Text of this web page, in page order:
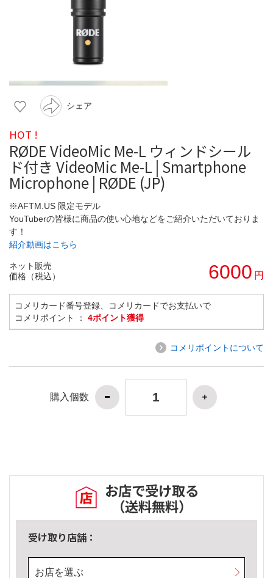
シェア
HOT !
RØDE VideoMic Me-L ウィンドシール
ド付き VideoMic Me-L | Smartphone
Microphone | RØDE (JP)
※AFTM.US 限定モデル
YouTuberの皆様に商品の使い心地などをご紹介いただいておりま
す！
紹介動画はこちら
ネット販売
価格（税込）
6000 円
コメリカード番号登録、コメリカードでお支払いで
コメリポイント ： 4ポイント獲得
コメリポイントについて
購入個数
お店で受け取る
（送料無料）
受け取り店舗：
お店を選ぶ